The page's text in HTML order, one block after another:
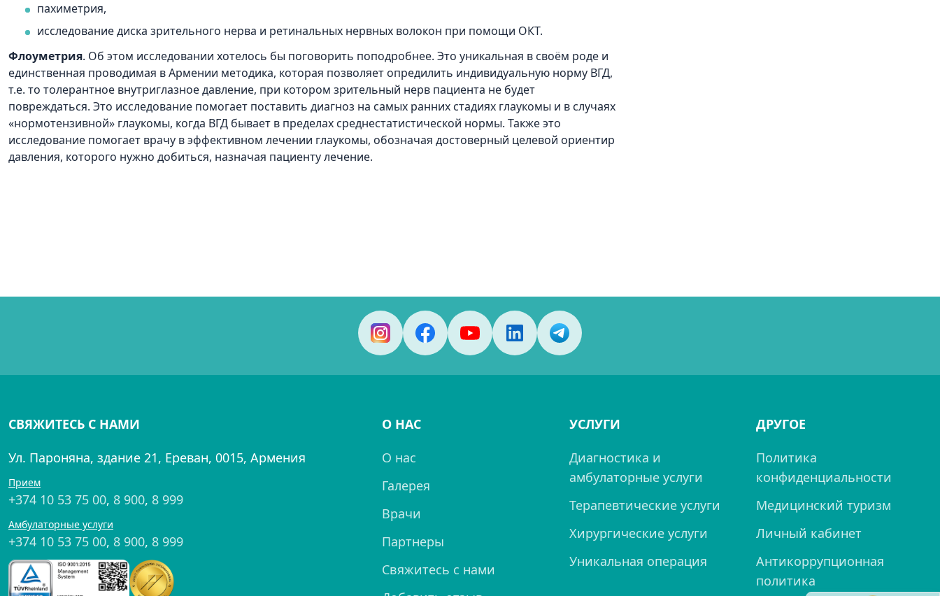
пахиметрия,
исследование диска зрительного нерва и ретинальных нервных волокон при помощи ОКТ.
Флоуметрия. Об этом исследовании хотелось бы поговорить поподробнее. Это уникальная в своём роде и
единственная проводимая в Армении методика, которая позволяет опредилить индивидуальную норму ВГД,
т.е. то толерантное внутриглазное давление, при котором зрительный нерв пациента не будет
повреждаться. Это исследование помогает поставить диагноз на самых ранних стадиях глаукомы и в случаях
«нормотензивной» глаукомы, когда ВГД бывает в пределах среднестатистической нормы. Также это
исследование помогает врачу в эффективном лечении глаукомы, обозначая достоверный целевой ориентир
давления, которого нужно добиться, назначая пациенту лечение.
СВЯЖИТЕСЬ С НАМИ
Ул. Пароняна, здание 21, Ереван, 0015, Армения
Прием
+374 10 53 75 00, 8 900, 8 999
Амбулаторные услуги
+374 10 53 75 00, 8 900, 8 999
О НАС
О нас
Галерея
Врачи
Партнеры
Свяжитесь с нами
УСЛУГИ
Диагностика и
амбулаторные услуги
Терапевтические услуги
Хирургические услуги
Уникальная операция
ДРУГОЕ
Политика
конфиденциальности
Медицинский туризм
Личный кабинет
Антикоррупционная
политика